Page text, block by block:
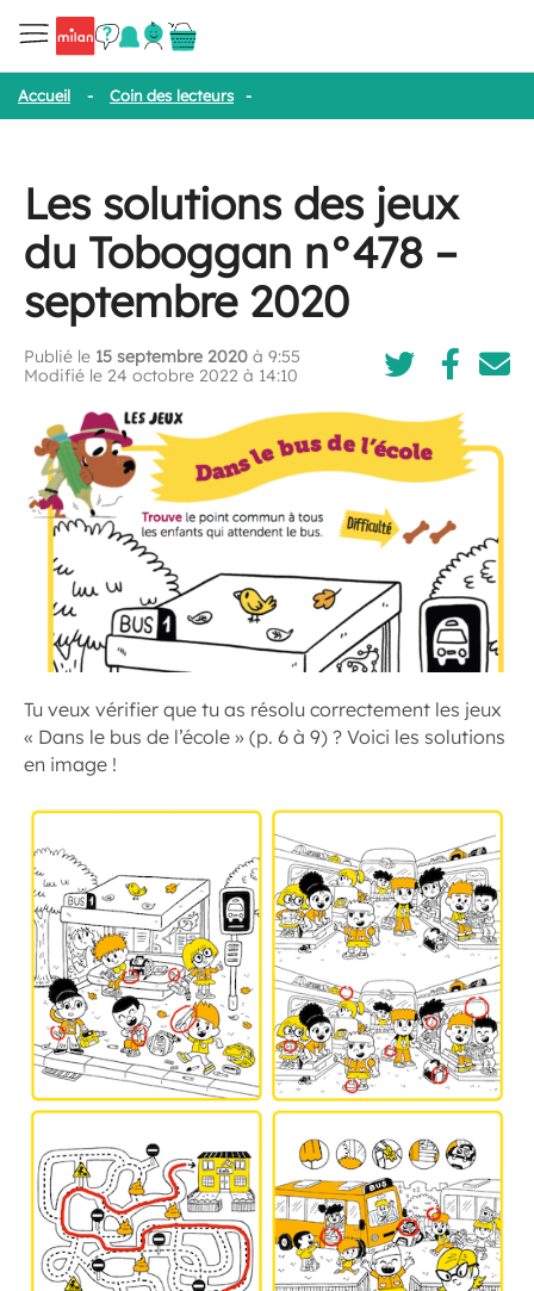
Accueil - Coin des lecteurs -
Les solutions des jeux
du Toboggan n°478 –
septembre 2020
Publié le 15 septembre 2020 à 9:55
Modifié le 24 octobre 2022 à 14:10
Tu veux vérifier que tu as résolu correctement les jeux
« Dans le bus de l’école » (p. 6 à 9) ? Voici les solutions
en image !